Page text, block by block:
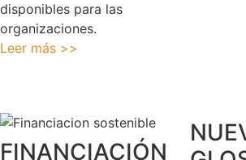
disponibles para las
organizaciones.
Leer más >>
FINANCIACIÓN